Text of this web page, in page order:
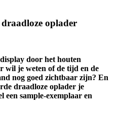
oplader
door het houten
wil je weten of de tijd en de
nog goed zichtbaar zijn? En
draadloze oplader je
een sample-exemplaar en